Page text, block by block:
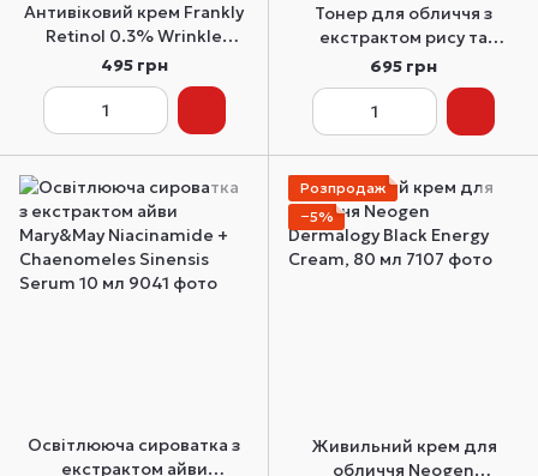
Антивіковий крем Frankly
Retinol 0.3% Wrinkle
Repair Cream 20 мл
495 грн
Тонер для обличчя з
екстрактом рису та
транексомовою кислотою
Nine Less Mela-pro
Rice&TXA Toner 200 мл
695 грн
Освітлююча сироватка з
екстрактом айви
Розпродаж
−5%
Живильний крем для
обличчя Neogen